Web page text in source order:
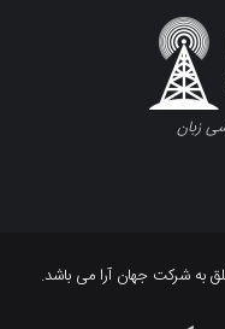
زبان
به شرکت جهان آرا می باشد.